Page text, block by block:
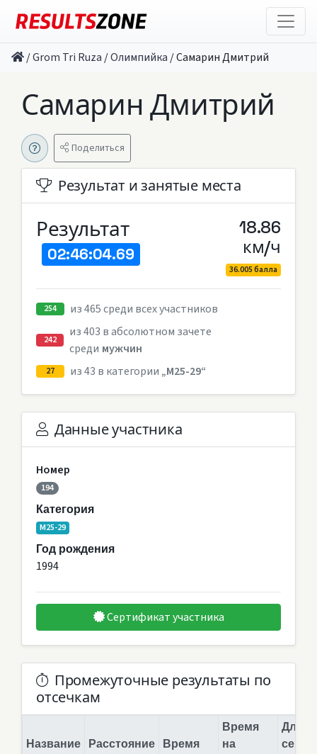
/Grom Tri Ruza /Олимпийка /Самарин Дмитрий
Самарин Дмитрий
Поделиться
Результат и занятые места
Результат
02:46:04.69
18.86
км/ч
36.005 балла
254 из 465 среди всех участников
242
из 403 в абсолютном зачете
среди мужчин
27 из 43 в категории „M25-29“
Данные участника
Номер
194
Категория
M25-29
Год рождения
1994
Сертификат участника
Промежуточные результаты по
отсечкам
Название
Расстояние
Время
Время
на
Длина